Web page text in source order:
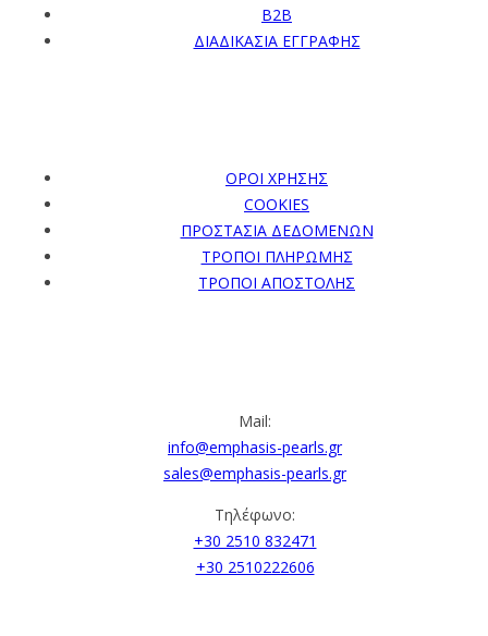
B2B
ΔΙΑΔΙΚΑΣΙΑ ΕΓΓΡΑΦΗΣ
ΟΡΟΙ ΧΡΗΣΗΣ
COOKIES
ΠΡΟΣΤΑΣΙΑ ΔΕΔΟΜΕΝΩΝ
ΤΡΟΠΟΙ ΠΛΗΡΩΜΗΣ
ΤΡΟΠΟΙ ΑΠΟΣΤΟΛΗΣ
Mail:
info@emphasis-pearls.gr
sales@emphasis-pearls.gr
Τηλέφωνο:
+30 2510 832471
+30 2510222606